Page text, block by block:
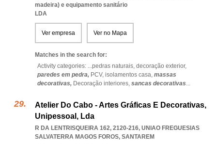
madeira) e equipamento sanitário
LDA
Ver empresa Ver no Mapa
Matches in the search for:
Activity categories: ...pedras naturais, decoração exterior,
paredes em pedra, PCV, isolamentos casa, massas
decorativas, Decoração interiores, sancas decorativas...
Atelier Do Cabo - Artes Gráficas E Decorativas,
Unipessoal, Lda
R DA LENTRISQUEIRA 162, 2120-216, UNIAO FREGUESIAS
SALVATERRA MAGOS FOROS, SANTAREM